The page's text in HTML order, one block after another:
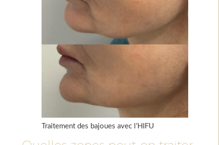
Traitement des bajoues avec l’HIFU